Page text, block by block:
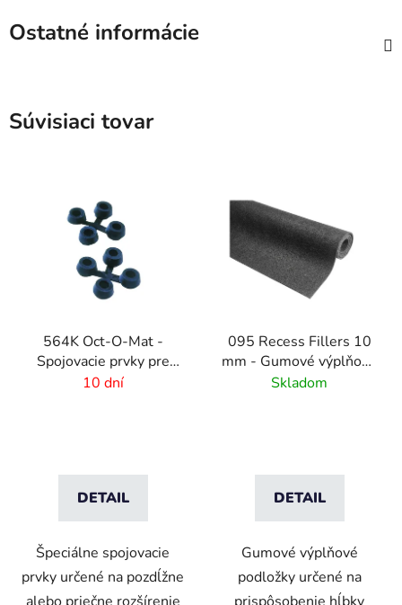
Ostatné informácie
Súvisiaci tovar
564K Oct-O-Mat -
Spojovacie prvky pre
rohožové systémy
10 dní
DETAIL
Špeciálne spojovacie
prvky určené na pozdĺžne
095 Recess Fillers 10
mm - Gumové výplňové
podložky na úpravu
Skladom
DETAIL
Gumové výplňové
podložky určené na